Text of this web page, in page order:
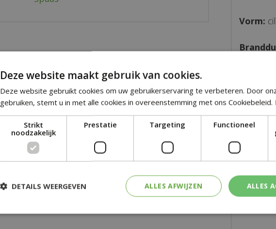
Vorm:
Gewicht:
Deze website maakt gebruik van cookies.
Deze website gebruikt cookies om uw gebruikerservaring te verbeteren. Door
gebruiken, stemt u in met alle cookies in overeenstemming met ons Cookiebeleid.
Strikt
noodzakelijk
Prestatie Targeting Functioneel
ALLES
ALLES AFWIJZEN
DETAILS WEERGEVEN